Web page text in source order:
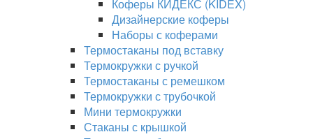
Коферы КИДЕКС (KIDEX)
Дизайнерские коферы
Наборы с коферами
Термостаканы под вставку
Термокружки с ручкой
Термостаканы с ремешком
Термокружки с трубочкой
Мини термокружки
Стаканы с крышкой